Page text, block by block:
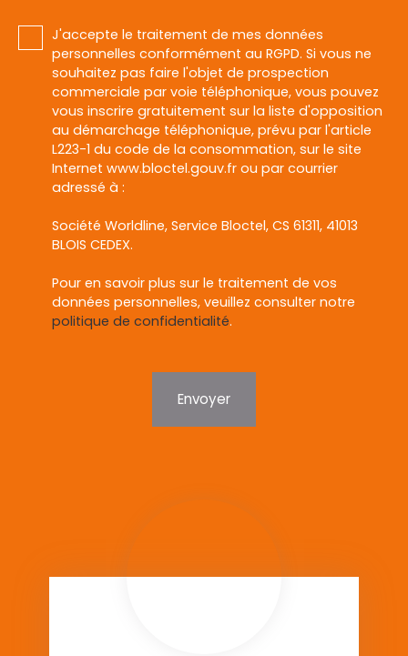
J'accepte le traitement de mes données
personnelles conformément au RGPD. Si vous ne
souhaitez pas faire l'objet de prospection
commerciale par voie téléphonique, vous pouvez
vous inscrire gratuitement sur la liste d'opposition
au démarchage téléphonique, prévu par l'article
L223-1 du code de la consommation, sur le site
Internet www.bloctel.gouv.fr ou par courrier
adressé à :
Société Worldline, Service Bloctel, CS 61311, 41013
BLOIS CEDEX.
Pour en savoir plus sur le traitement de vos
données personnelles, veuillez consulter notre
politique de confidentialité.
Envoyer